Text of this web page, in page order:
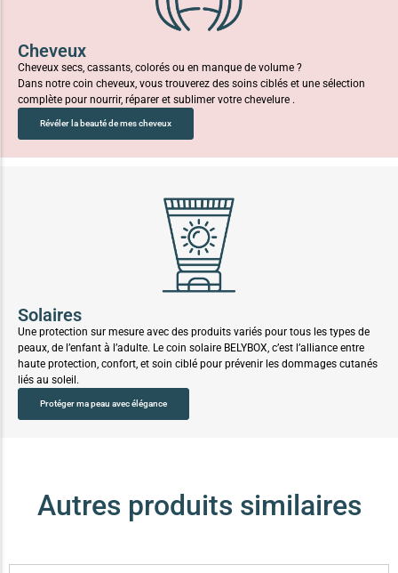
Cheveux
Cheveux secs, cassants, colorés ou en manque de volume ?
Dans notre coin cheveux, vous trouverez des soins ciblés et une sélection
complète pour nourrir, réparer et sublimer votre chevelure .
Révéler la beauté de mes cheveux
Solaires
Une protection sur mesure avec des produits variés pour tous les types de
peaux, de l’enfant à l’adulte. Le coin solaire BELYBOX, c’est l’alliance entre
haute protection, confort, et soin ciblé pour prévenir les dommages cutanés
liés au soleil.
Protéger ma peau avec élégance
Autres produits similaires